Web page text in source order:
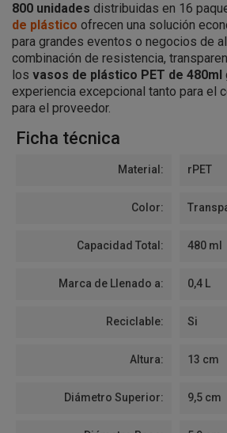
800 unidades distribuidas en 16
de plástico ofrecen una solución
para grandes eventos o negocios de
combinación de resistencia,
los vasos de plástico PET de 480ml
experiencia excepcional tanto para el
para el proveedor.
Ficha técnica
Material: rPET
Color:
Capacidad Total: 480 ml
Marca de Llenado a: 0,4 L
Reciclable: Si
Altura: 13 cm
Diámetro Superior: 9,5 cm